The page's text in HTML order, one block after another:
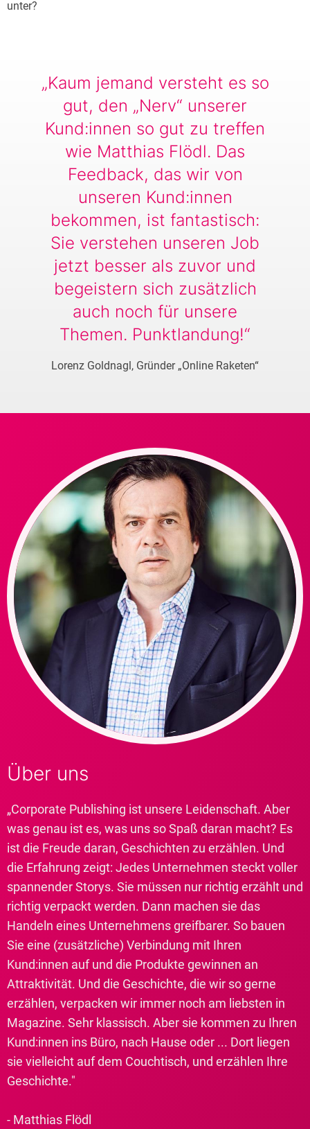
unter?
„Kaum jemand versteht es so
gut, den „Nerv“ unserer
Kund:innen so gut zu treffen
wie Matthias Flödl. Das
Feedback, das wir von
unseren Kund:innen
bekommen, ist fantastisch:
Sie verstehen unseren Job
jetzt besser als zuvor und
begeistern sich zusätzlich
auch noch für unsere
Themen. Punktlandung!“
Lorenz Goldnagl, Gründer „Online Raketen“
Über uns
„Corporate Publishing ist unsere Leidenschaft. Aber
was genau ist es, was uns so Spaß daran macht? Es
ist die Freude daran, Geschichten zu erzählen. Und
die Erfahrung zeigt: Jedes Unternehmen steckt voller
spannender Storys. Sie müssen nur richtig erzählt und
richtig verpackt werden. Dann machen sie das
Handeln eines Unternehmens greifbarer. So bauen
Sie eine (zusätzliche) Verbindung mit Ihren
Kund:innen auf und die Produkte gewinnen an
Attraktivität. Und die Geschichte, die wir so gerne
erzählen, verpacken wir immer noch am liebsten in
Magazine. Sehr klassisch. Aber sie kommen zu Ihren
Kund:innen ins Büro, nach Hause oder ... Dort liegen
sie vielleicht auf dem Couchtisch, und erzählen Ihre
Geschichte."
- Matthias Flödl